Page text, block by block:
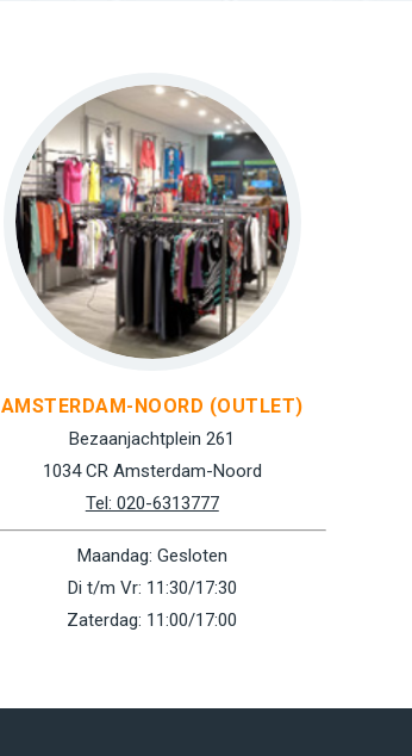
AMSTERDAM-NOORD (OUTLET)
Bezaanjachtplein 261
1034 CR Amsterdam-Noord
Tel: 020-6313777
Maandag: Gesloten
Di t/m Vr: 11:30/17:30
Zaterdag: 11:00/17:00